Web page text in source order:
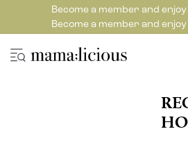
Become a member and enjoy
Become a member and enjoy